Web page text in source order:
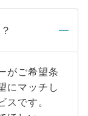
がご希望条
にマッチし
です。